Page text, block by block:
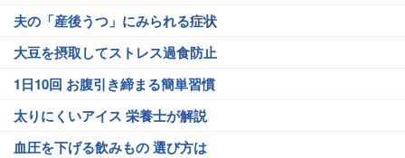
夫の「産後うつ」にみられる症状
大豆を摂取してストレス過食防止
1日10回 お腹引き締まる簡単習慣
太りにくいアイス 栄養士が解説
血圧を下げる飲みもの 選び方は